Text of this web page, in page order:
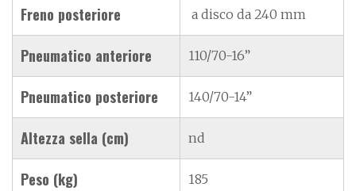
Freno posteriore a disco da 240 mm
Pneumatico anteriore 110/70-16”
Pneumatico posteriore 140/70-14”
Altezza sella (cm) nd
Peso (kg) 185